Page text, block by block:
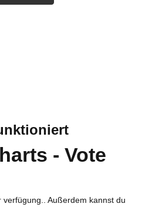
- Vote
verfügung.. Außerdem kannst du